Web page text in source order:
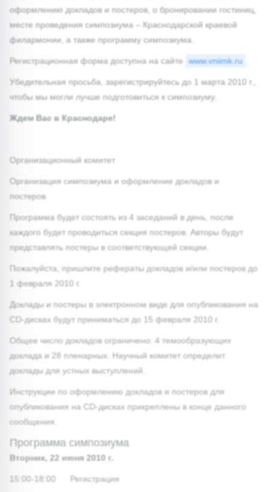
оформлению докладов и постеров, о бронировании гостиниц,
месте проведения симпозиума – Краснодарской краевой
филармонии, а также программу симпозиума.
Регистрационная форма доступна на сайте www.vniimk.ru
Убедительная просьба, зарегистрируйтесь до 1 марта 2010 г.,
чтобы мы могли лучше подготовиться к симпозиуму.
Ждем Вас в Краснодаре!
Организационный комитет
Организация симпозиума и оформление докладов и
постеров
Программа будет состоять из 4 заседаний в день, после
каждого будет проводиться секция постеров. Авторы будут
представлять постеры в соответствующей секции.
Пожалуйста, пришлите рефераты докладов и/или постеров до
1 февраля 2010 г.
Доклады и постеры в электронном виде для опубликования на
CD-дисках будут приниматься до 15 февраля 2010 г.
Общее число докладов ограничено: 4 темообразующих
доклада и 28 пленарных. Научный комитет определит
доклады для устных выступлений.
Инструкции по оформлению докладов и постеров для
опубликования на CD-дисках прикреплены в конце данного
сообщения.
Программа симпозиума
Вторник, 22 июня 2010 г.
15:00-18:00 Регистрация